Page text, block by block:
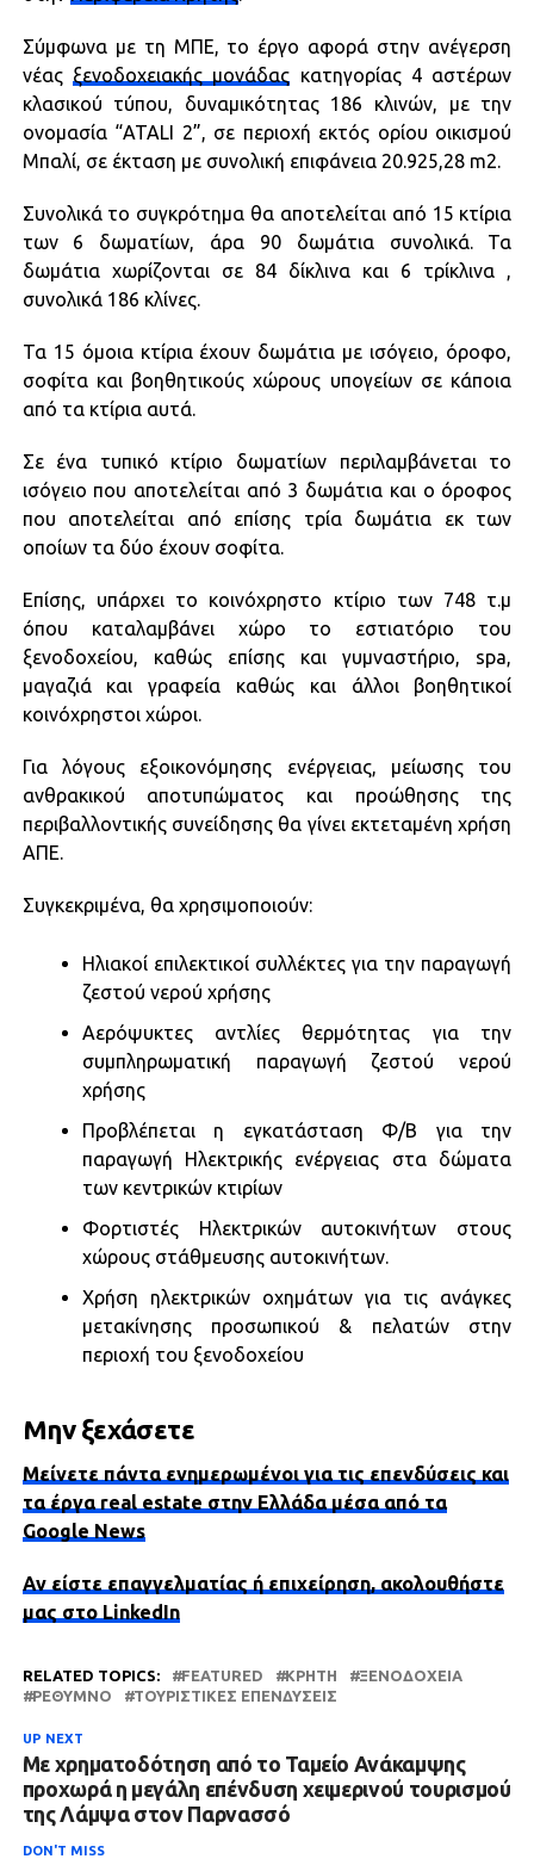
Σύμφωνα με τη ΜΠΕ, το έργο αφορά στην ανέγερση
νέας ξενοδοχειακής μονάδας κατηγορίας 4 αστέρων
κλασικού τύπου, δυναμικότητας 186 κλινών, με την
ονομασία “ATALI 2”, σε περιοχή εκτός ορίου οικισμού
Μπαλί, σε έκταση με συνολική επιφάνεια 20.925,28 m2.
Συνολικά το συγκρότημα θα αποτελείται από 15 κτίρια
των 6 δωματίων, άρα 90 δωμάτια συνολικά. Τα
δωμάτια χωρίζονται σε 84 δίκλινα και 6 τρίκλινα ,
συνολικά 186 κλίνες.
Τα 15 όμοια κτίρια έχουν δωμάτια με ισόγειο, όροφο,
σοφίτα και βοηθητικούς χώρους υπογείων σε κάποια
από τα κτίρια αυτά.
Σε ένα τυπικό κτίριο δωματίων περιλαμβάνεται το
ισόγειο που αποτελείται από 3 δωμάτια και ο όροφος
που αποτελείται από επίσης τρία δωμάτια εκ των
οποίων τα δύο έχουν σοφίτα.
Επίσης, υπάρχει το κοινόχρηστο κτίριο των 748 τ.μ
όπου καταλαμβάνει χώρο το εστιατόριο του
ξενοδοχείου, καθώς επίσης και γυμναστήριο, spa,
μαγαζιά και γραφεία καθώς και άλλοι βοηθητικοί
κοινόχρηστοι χώροι.
Για λόγους εξοικονόμησης ενέργειας, μείωσης του
ανθρακικού αποτυπώματος και προώθησης της
περιβαλλοντικής συνείδησης θα γίνει εκτεταμένη χρήση
ΑΠΕ.
Συγκεκριμένα, θα χρησιμοποιούν:
Ηλιακοί επιλεκτικοί συλλέκτες για την παραγωγή
ζεστού νερού χρήσης
Αερόψυκτες αντλίες θερμότητας για την
συμπληρωματική παραγωγή ζεστού νερού
χρήσης
Προβλέπεται η εγκατάσταση Φ/Β για την
παραγωγή Ηλεκτρικής ενέργειας στα δώματα
των κεντρικών κτιρίων
Φορτιστές Ηλεκτρικών αυτοκινήτων στους
χώρους στάθμευσης αυτοκινήτων.
Χρήση ηλεκτρικών οχημάτων για τις ανάγκες
μετακίνησης προσωπικού & πελατών στην
περιοχή του ξενοδοχείου
Μην ξεχάσετε
Μείνετε πάντα ενημερωμένοι για τις επενδύσεις και
τα έργα real estate στην Ελλάδα μέσα από τα
Google News
Αν είστε επαγγελματίας ή επιχείρηση, ακολουθήστε
μας στο LinkedIn
RELATED TOPICS: FEATURED ΚΡΉΤΗ
ΞΕΝΟΔΟΧΕΊΑ
ΡΈΘΥΜΝΟ
ΤΟΥΡΙΣΤΙΚΈΣ ΕΠΕΝΔΎΣΕΙΣ
UP NEXT
Με χρηματοδότηση από το Ταμείο Ανάκαμψης
προχωρά η μεγάλη επένδυση χειμερινού τουρισμού
της Λάμψα στον Παρνασσό
DON'T MISS